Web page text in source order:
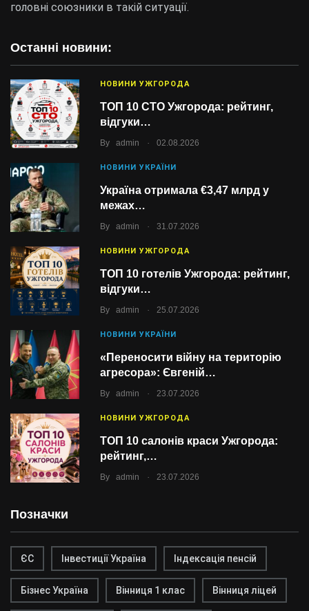
Останні новини:
НОВИНИ УЖГОРОДА
ТОП 10 СТО Ужгорода: рейтинг,
відгуки…
By admin . 02.08.2026
НОВИНИ УКРАЇНИ
Україна отримала €3,47 млрд у
межах…
By admin . 31.07.2026
НОВИНИ УЖГОРОДА
ТОП 10 готелів Ужгорода: рейтинг,
відгуки…
By admin . 25.07.2026
НОВИНИ УКРАЇНИ
«Переносити війну на територію
агресора»: Євгеній…
By admin . 23.07.2026
НОВИНИ УЖГОРОДА
ТОП 10 салонів краси Ужгорода:
рейтинг,…
By admin . 23.07.2026
Позначки
ЄС Інвестиції Україна Індексація пенсій
Бізнес Україна Вінниця 1 клас Вінниця ліцей
головні союзники в такій ситуації.